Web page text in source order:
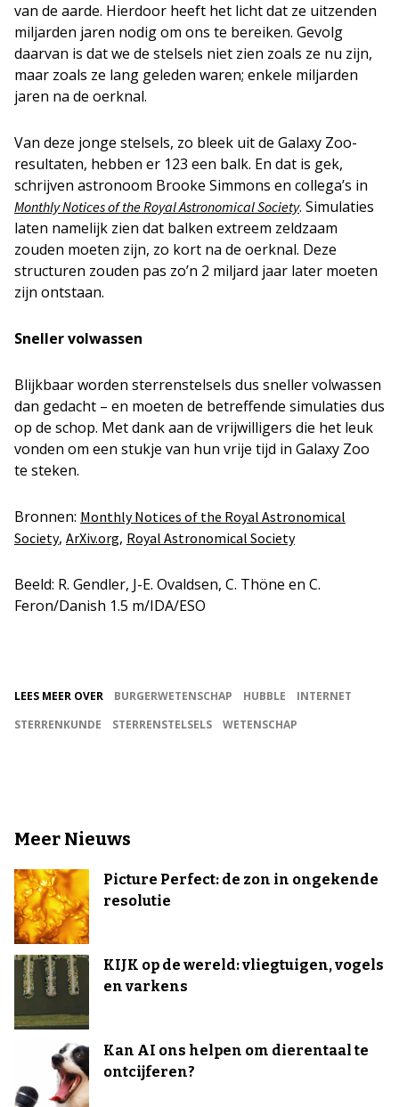
van de aarde. Hierdoor heeft het licht dat ze uitzenden
miljarden jaren nodig om ons te bereiken. Gevolg
daarvan is dat we de stelsels niet zien zoals ze nu zijn,
maar zoals ze lang geleden waren; enkele miljarden
jaren na de oerknal.
Van deze jonge stelsels, zo bleek uit de Galaxy Zoo-
resultaten, hebben er 123 een balk. En dat is gek,
schrijven astronoom Brooke Simmons en collega’s in
Monthly Notices of the Royal Astronomical Society. Simulaties
laten namelijk zien dat balken extreem zeldzaam
zouden moeten zijn, zo kort na de oerknal. Deze
structuren zouden pas zo’n 2 miljard jaar later moeten
zijn ontstaan.
Sneller volwassen
Blijkbaar worden sterrenstelsels dus sneller volwassen
dan gedacht – en moeten de betreffende simulaties dus
op de schop. Met dank aan de vrijwilligers die het leuk
vonden om een stukje van hun vrije tijd in Galaxy Zoo
te steken.
Bronnen: Monthly Notices of the Royal Astronomical
Society, ArXiv.org, Royal Astronomical Society
Beeld: R. Gendler, J-E. Ovaldsen, C. Thöne en C.
Feron/Danish 1.5 m/IDA/ESO
LEES MEER OVER BURGERWETENSCHAP HUBBLE
INTERNET
STERRENKUNDE
STERRENSTELSELS WETENSCHAP
Meer Nieuws
Picture Perfect: de zon in ongekende
resolutie
KIJK op de wereld: vliegtuigen, vogels
en varkens
Kan AI ons helpen om dierentaal te
ontcijferen?